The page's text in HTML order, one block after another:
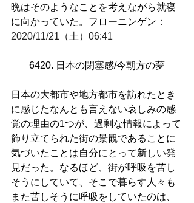
晩はそのようなことを考えながら就寝
に向かっていた。フローニンゲン ：
2020/11/21（土）06:41
6420. 日本の閉塞感/今朝方の夢
日本の大都市や地方都市を訪れたとき
に感じたなんとも言えない哀しみの感
覚の理由の1つが、過剰な情報によって
飾り立てられた街の景観であることに
気づいたことは自分にとって新しい発
見だった。なるほど、街が呼吸を苦し
そうにしていて、そこで暮らす人々も
また苦しそうに呼吸をしていたのは、